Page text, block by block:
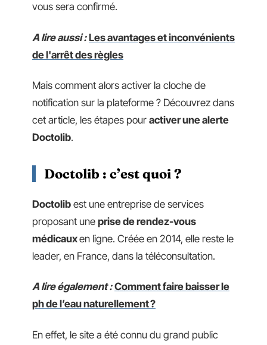
vous sera confirmé.
A lire aussi : Les avantages et inconvénients
de l'arrêt des règles
Mais comment alors activer la cloche de
notification sur la plateforme ? Découvrez dans
cet article, les étapes pour activer une alerte
Doctolib.
Doctolib : c’est quoi ?
Doctolib est une entreprise de services
proposant une prise de rendez-vous
médicauxen ligne. Créée en 2014, elle reste le
leader, en France, dans la téléconsultation.
A lire également : Comment faire baisser le
ph de l’eau naturellement ?
En effet, le site a été connu du grand public